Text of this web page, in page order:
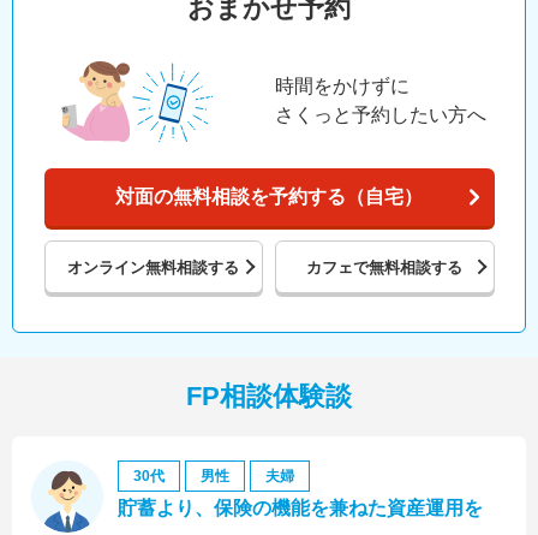
おまかせ予約
時間をかけずに
さくっと予約したい方へ
対面の無料相談を予約する（自宅）
オンライン無料相談する カフェで無料相談する
FP相談体験談
30代 男性 夫婦
貯蓄より、保険の機能を兼ねた資産運用を